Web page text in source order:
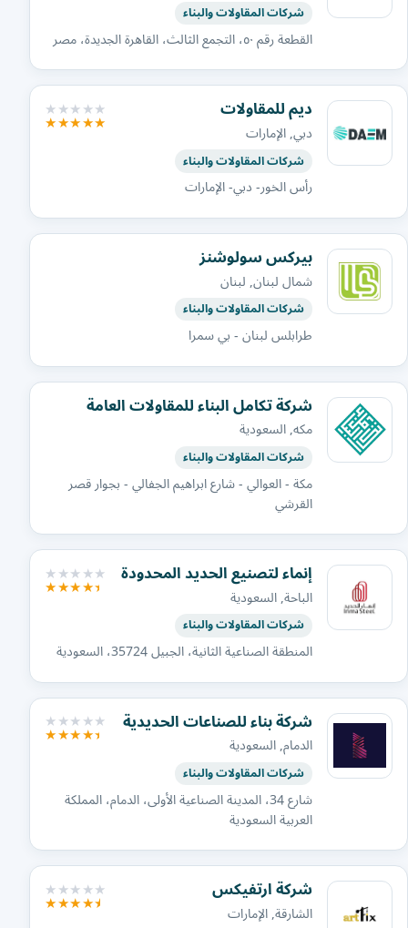
شركات المقاولات والبناء
القطعة رقم ٥٠، التجمع الثالث، القاهرة الجديدة، مصر
ديم للمقاولات
دبي, الإمارات
شركات المقاولات والبناء
رأس الخور- دبي- الإمارات
بيركس سولوشنز
شمال لبنان, لبنان
شركات المقاولات والبناء
طرابلس لبنان - بي سمرا
شركة تكامل البناء للمقاولات العامة
مكه, السعودية
شركات المقاولات والبناء
مكة - العوالي - شارع ابراهيم الجفالي - بجوار قصر
القرشي
إنماء لتصنيع الحديد المحدودة
الباحة, السعودية
شركات المقاولات والبناء
المنطقة الصناعية الثانية، الجبيل 35724، السعودية
شركة بناء للصناعات الحديدية
الدمام, السعودية
شركات المقاولات والبناء
شارع 34، المدينة الصناعية الأولى، الدمام، المملكة
العربية السعودية
شركة ارتفيكس
الشارقة, الإمارات